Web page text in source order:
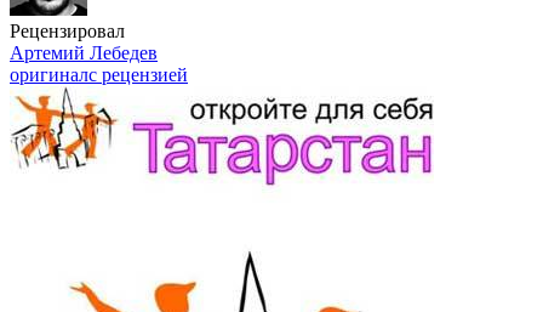
Рецензировал
Артемий Лебедев
оригиналс рецензией